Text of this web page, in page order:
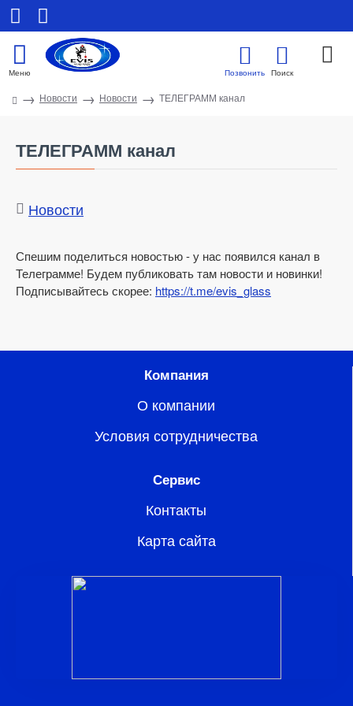
Новости Новости ТЕЛЕГРАММ канал
ТЕЛЕГРАММ канал
Новости
Спешим поделиться новостью - у нас появился канал в
Телеграмме! Будем публиковать там новости и новинки!
Подписывайтесь скорее: https://t.me/evis_glass
Компания
О компании
Условия сотрудничества
Сервис
Контакты
Карта сайта